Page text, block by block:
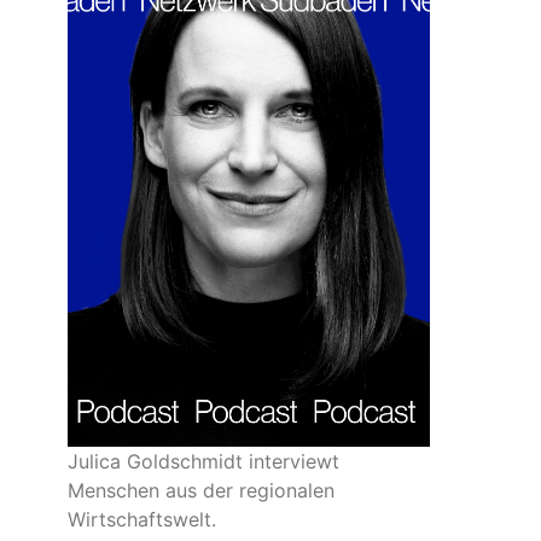
Julica Goldschmidt interviewt
Menschen aus der regionalen
Wirtschaftswelt.